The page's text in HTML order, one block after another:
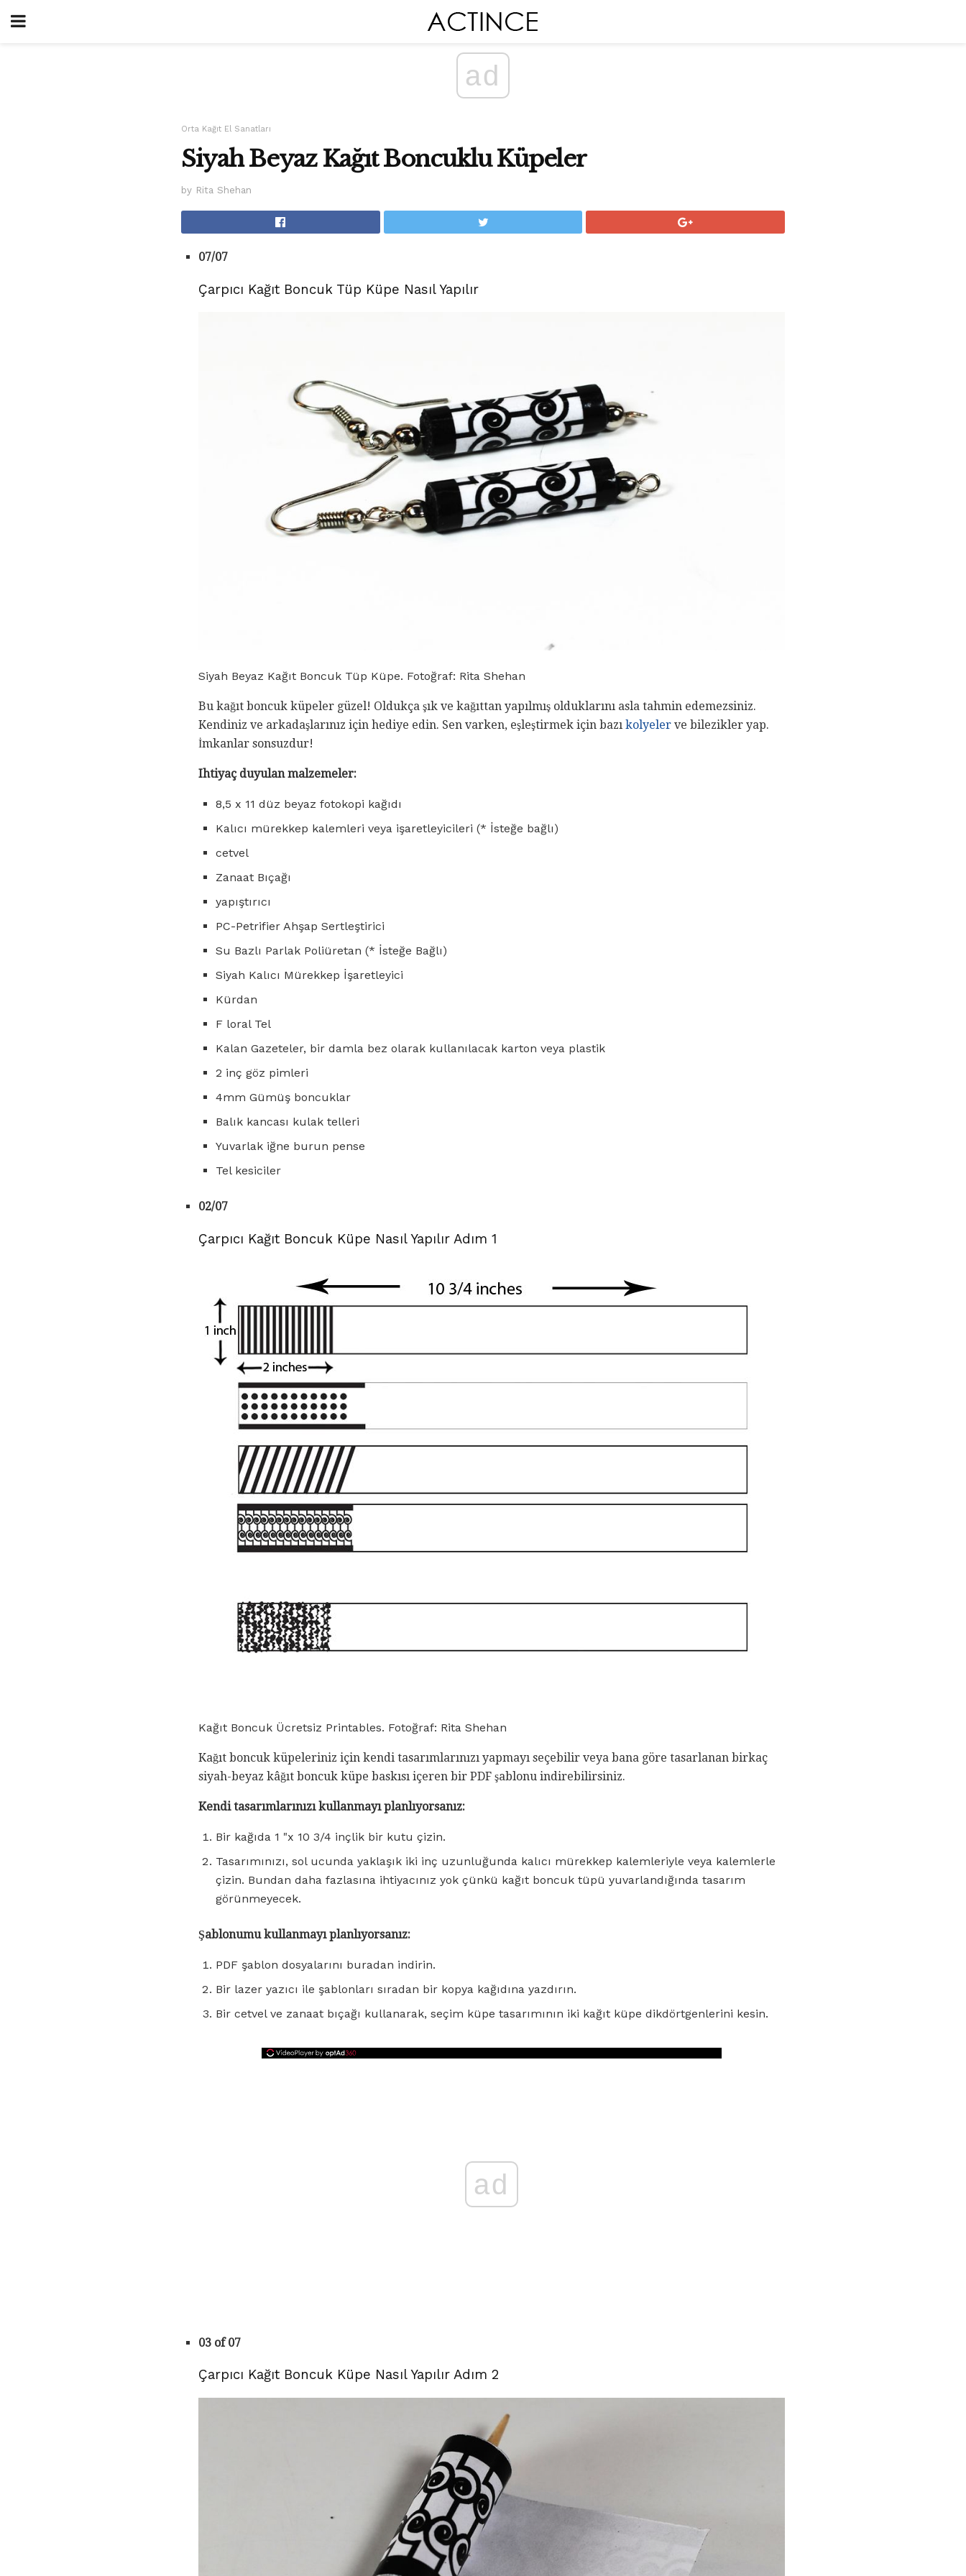
ad
Orta Kağıt El Sanatları
Siyah Beyaz Kağıt Boncuklu Küpeler
by Rita Shehan
07/07
Çarpıcı Kağıt Boncuk Tüp Küpe Nasıl Yapılır
Siyah Beyaz Kağıt Boncuk Tüp Küpe. Fotoğraf: Rita Shehan
Bu kağıt boncuk küpeler güzel! Oldukça şık ve kağıttan yapılmış olduklarını asla tahmin edemezsiniz.
Kendiniz ve arkadaşlarınız için hediye edin. Sen varken, eşleştirmek için bazı kolyeler ve bilezikler yap.
İmkanlar sonsuzdur!
Ihtiyaç duyulan malzemeler:
8,5 x 11 düz beyaz fotokopi kağıdı
Kalıcı mürekkep kalemleri veya işaretleyicileri (* İsteğe bağlı)
cetvel
Zanaat Bıçağı
yapıştırıcı
PC-Petrifier Ahşap Sertleştirici
Su Bazlı Parlak Poliüretan (* İsteğe Bağlı)
Siyah Kalıcı Mürekkep İşaretleyici
Kürdan
F loral Tel
Kalan Gazeteler, bir damla bez olarak kullanılacak karton veya plastik
2 inç göz pimleri
4mm Gümüş boncuklar
Balık kancası kulak telleri
Yuvarlak iğne burun pense
Tel kesiciler
02/07
Çarpıcı Kağıt Boncuk Küpe Nasıl Yapılır Adım 1
Kağıt Boncuk Ücretsiz Printables. Fotoğraf: Rita Shehan
Kağıt boncuk küpeleriniz için kendi tasarımlarınızı yapmayı seçebilir veya bana göre tasarlanan birkaç
siyah-beyaz kâğıt boncuk küpe baskısı içeren bir PDF şablonu indirebilirsiniz.
Kendi tasarımlarınızı kullanmayı planlıyorsanız:
Bir kağıda 1 "x 10 3/4 inçlik bir kutu çizin.
Tasarımınızı, sol ucunda yaklaşık iki inç uzunluğunda kalıcı mürekkep kalemleriyle veya kalemlerle
çizin. Bundan daha fazlasına ihtiyacınız yok çünkü kağıt boncuk tüpü yuvarlandığında tasarım
görünmeyecek.
Şablonumu kullanmayı planlıyorsanız:
PDF şablon dosyalarını buradan indirin.
Bir lazer yazıcı ile şablonları sıradan bir kopya kağıdına yazdırın.
Bir cetvel ve zanaat bıçağı kullanarak, seçim küpe tasarımının iki kağıt küpe dikdörtgenlerini kesin.
ad
03 of 07
Çarpıcı Kağıt Boncuk Küpe Nasıl Yapılır Adım 2